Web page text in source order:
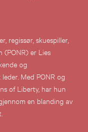
regissør, skuespiller,
(PONR) er Lies
og
Med PONR og
of Liberty, har hun
en blanding av